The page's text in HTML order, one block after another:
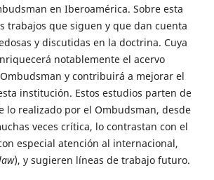
en Iberoamérica. Sobre esta
trabajos que siguen y que dan cuenta
y discutidas en la doctrina. Cuya
notablemente el acervo
y contribuirá a mejorar el
institución. Estos estudios parten de
lo realizado por el Ombudsman, desde
veces crítica, lo contrastan con el
especial atención al internacional,
), y sugieren líneas de trabajo futuro.